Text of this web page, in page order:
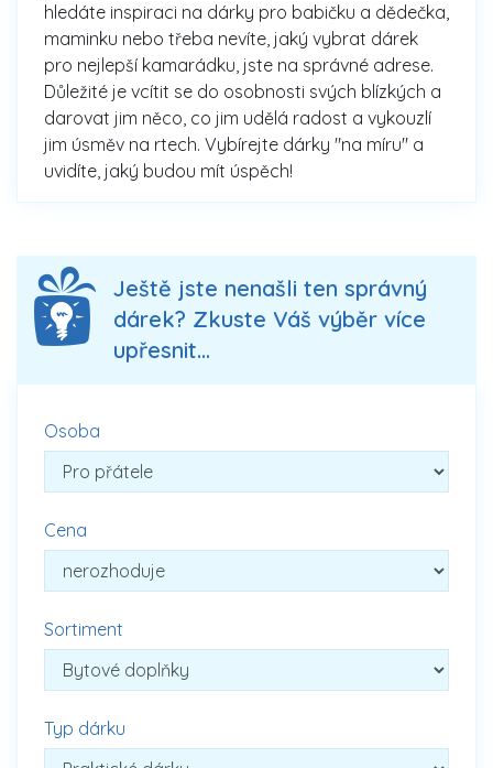
hledáte inspiraci na dárky pro babičku a dědečka,
maminku nebo třeba nevíte, jaký vybrat dárek
pro nejlepší kamarádku, jste na správné adrese.
Důležité je vcítit se do osobnosti svých blízkých a
darovat jim něco, co jim udělá radost a vykouzlí
jim úsměv na rtech. Vybírejte dárky "na míru" a
uvidíte, jaký budou mít úspěch!
Ještě jste nenašli ten správný
dárek? Zkuste Váš výběr více
upřesnit...
Osoba
Cena
Sortiment
Typ dárku